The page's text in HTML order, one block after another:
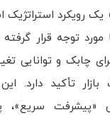
رویکرد
توجه قرار
چابک و توانایی
تأکید دارد.
«پیشرفت سریع»،